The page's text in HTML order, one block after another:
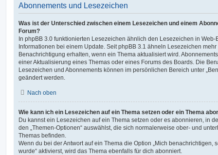
Abonnements und Lesezeichen
Was ist der Unterschied zwischen einem Lesezeichen und einem
Forum?
In phpBB 3.0 funktionierten Lesezeichen ähnlich den Lesezeichen in
Informationen bei einem Update. Seit phpBB 3.1 ähneln Lesezeichen
Benachrichtigung erhalten, wenn ein Thema aktualisiert wird.
einer Aktualisierung eines Themas oder eines Forums des Boards. Die
Lesezeichen und Abonnements können im persönlichen Bereich unter
geändert werden.
Nach oben
Wie kann ich ein Lesezeichen auf ein Thema setzen oder ein Thema
Du kannst ein Lesezeichen auf ein Thema setzen oder es abonnieren, in
den „Themen-Optionen“ auswählst, die sich normalerweise ober- und
Themas befinden.
Wenn du bei der Antwort auf ein Thema die Option „Mich benachrichtigen,
wurde“ aktivierst, wird das Thema ebenfalls für dich abonniert.